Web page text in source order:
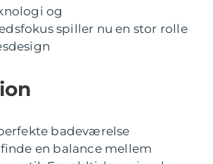
og
spiller nu en stor rolle
badeværelse
en balance mellem